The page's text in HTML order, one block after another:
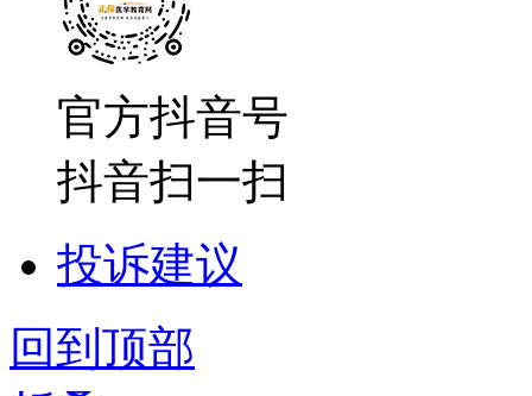
官方抖音号
抖音扫一扫
投诉建议
回到顶部